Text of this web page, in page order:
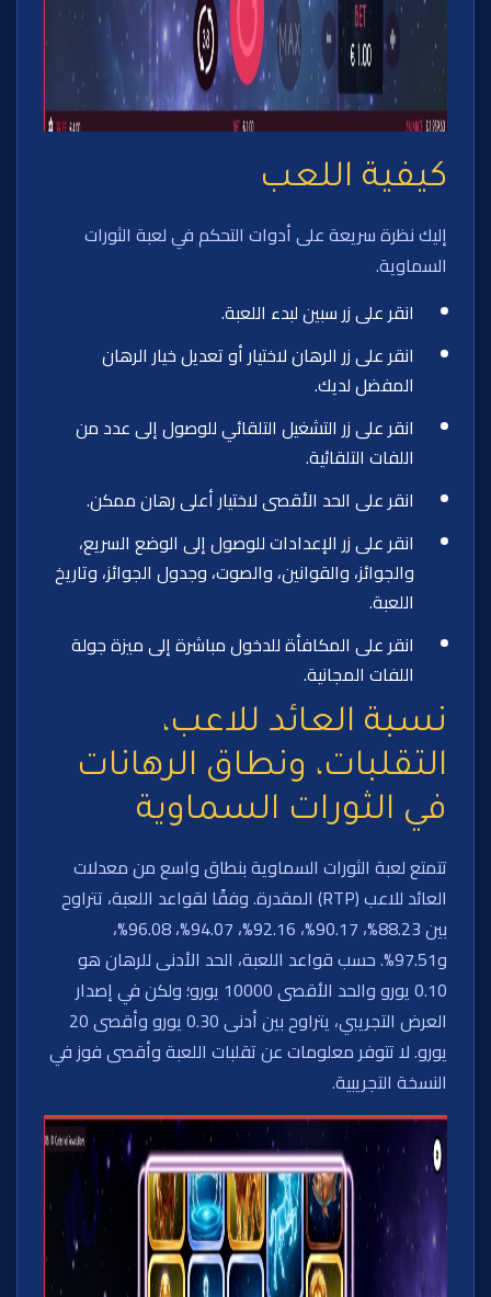
كيفية اللعب
إليك نظرة سريعة على أدوات التحكم في لعبة الثورات
السماوية.
انقر على زر سبين لبدء اللعبة.
انقر على زر الرهان لاختيار أو تعديل خيار الرهان
المفضل لديك.
انقر على زر التشغيل التلقائي للوصول إلى عدد من
اللفات التلقائية.
انقر على الحد الأقصى لاختيار أعلى رهان ممكن.
انقر على زر الإعدادات للوصول إلى الوضع السريع،
والجوائز، والقوانين، والصوت، وجدول الجوائز، وتاريخ
اللعبة.
انقر على المكافأة للدخول مباشرة إلى ميزة جولة
اللفات المجانية.
نسبة العائد للاعب،
التقلبات، ونطاق الرهانات
في الثورات السماوية
تتمتع لعبة الثورات السماوية بنطاق واسع من معدلات
العائد للاعب (RTP) المقدرة. وفقًا لقواعد اللعبة، تتراوح
بين 88.23%، 90.17%، 92.16%، 94.07%، 96.08%،
و97.51%. حسب قواعد اللعبة، الحد الأدنى للرهان هو
0.10 يورو والحد الأقصى 10000 يورو؛ ولكن في إصدار
العرض التجريبي، يتراوح بين أدنى 0.30 يورو وأقصى 20
يورو. لا تتوفر معلومات عن تقلبات اللعبة وأقصى فوز في
النسخة التجريبية.